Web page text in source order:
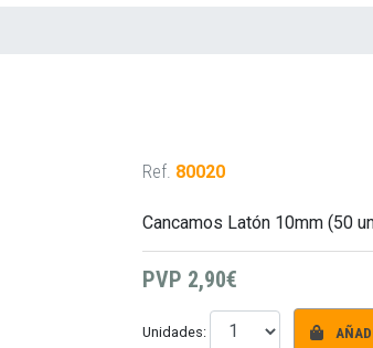
Ref. 80020
Cancamos Latón 10mm (50
PVP 2,90€
Unidades: